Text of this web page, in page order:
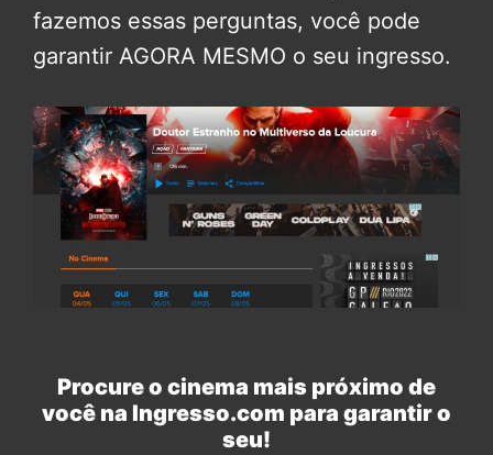
fazemos essas perguntas, você pode
garantir AGORA MESMO o seu ingresso.
Procure o cinema mais próximo de
você na Ingresso.com para garantir o
seu!